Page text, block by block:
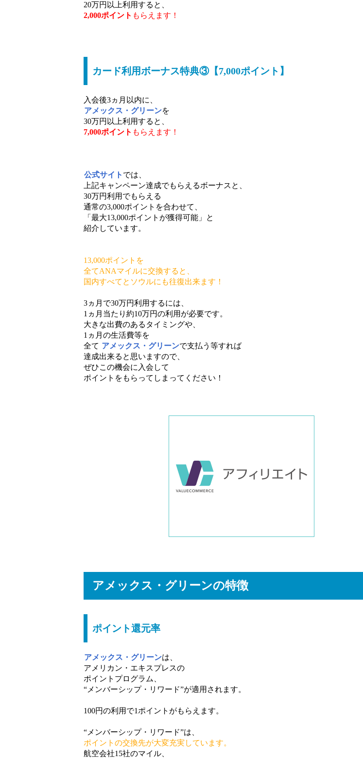
20万円以上利用すると、
2,000ポイント もらえます！
カード利用ボーナス特典③【7,000ポイント】
入会後3ヵ月以内に、
アメックス・グリーンを
30万円以上利用すると、
7,000ポイント もらえます！
公式サイト では、
上記キャンペーン達成でもらえるボーナスと、
30万円利用でもらえる
通常の3,000ポイントを合わせて、
「最大13,000ポイントが獲得可能」と
紹介しています。
13,000ポイントを
全てANAマイルに交換すると、
国内すべてとソウルにも往復出来ます！
3ヵ月で30万円利用するには、
1ヵ月当たり約10万円の利用が必要です。
大きな出費のあるタイミングや、
1ヵ月の生活費等を
全て アメックス・グリーンで支払う等すれば
達成出来ると思いますので、
ぜひこの機会に入会して
ポイントをもらってしまってください！
アメックス・グリーンの特徴
ポイント還元率
アメックス・グリーンは、
アメリカン・エキスプレスの
ポイントプログラム、
“メンバーシップ・リワード”が適用されます。
100円の利用で1ポイントがもらえます。
“メンバーシップ・リワード”は、
ポイントの交換先が大変充実しています。
航空会社15社のマイル、